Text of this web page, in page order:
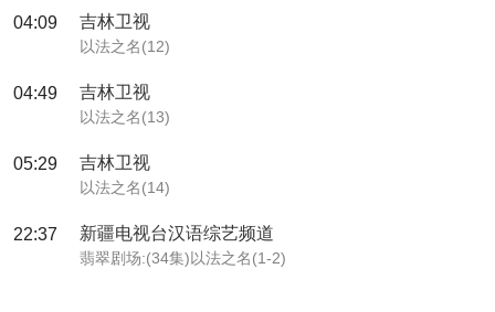
04:09 吉林卫视
以法之名(12)
04:49 吉林卫视
以法之名(13)
05:29 吉林卫视
以法之名(14)
22:37 新疆电视台汉语综艺频道
翡翠剧场:(34集)以法之名(1-2)